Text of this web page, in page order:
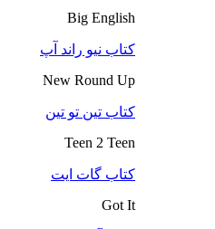
Big English
کتاب نیو راند آپ
New Round Up
کتاب تین تو تین
Teen 2 Teen
کتاب گات ایت
Got It